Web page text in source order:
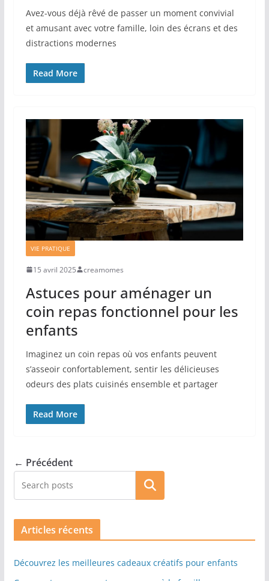
Avez-vous déjà rêvé de passer un moment convivial
et amusant avec votre famille, loin des écrans et des
distractions modernes
Read More
VIE PRATIQUE
15 avril 2025 creamomes
Astuces pour aménager un
coin repas fonctionnel pour les
enfants
Imaginez un coin repas où vos enfants peuvent
s’asseoir confortablement, sentir les délicieuses
odeurs des plats cuisinés ensemble et partager
Read More
← Précédent
Rechercher
Articles récents
Découvrez les meilleures cadeaux créatifs pour enfants